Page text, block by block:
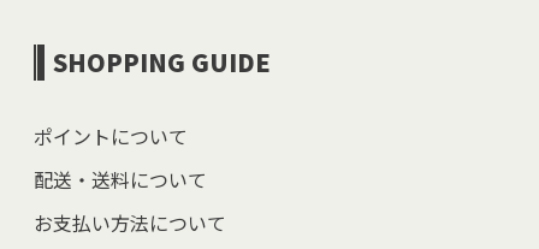
SHOPPING GUIDE
ポイントについて
配送・送料について
お支払い方法について